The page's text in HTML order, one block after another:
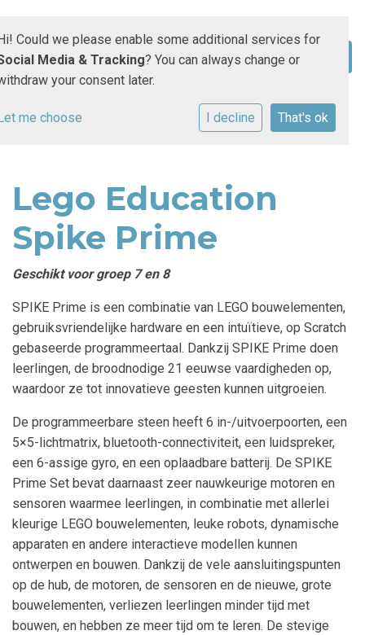
Lego Education
Spike Prime
Geschikt voor groep 7 en 8
SPIKE Prime is een combinatie van LEGO bouwelementen,
gebruiksvriendelijke hardware en een intuïtieve, op Scratch
gebaseerde programmeertaal. Dankzij SPIKE Prime doen
leerlingen, de broodnodige 21 eeuwse vaardigheden op,
waardoor ze tot innovatieve geesten kunnen uitgroeien.
De programmeerbare steen heeft 6 in-/uitvoerpoorten, een
5×5-lichtmatrix, bluetooth-connectiviteit, een luidspreker,
een 6-assige gyro, en een oplaadbare batterij. De SPIKE
Prime Set bevat daarnaast zeer nauwkeurige motoren en
sensoren waarmee leerlingen, in combinatie met allerlei
kleurige LEGO bouwelementen, leuke robots, dynamische
apparaten en andere interactieve modellen kunnen
ontwerpen en bouwen. Dankzij de vele aansluitingspunten
op de hub, de motoren, de sensoren en de nieuwe, grote
bouwelementen, verliezen leerlingen minder tijd met
bouwen, en hebben ze meer tijd om te leren. De stevige
Could we please enable some additional services for
Media & Tracking? You can always change or
your consent later.
me choose I decline That's ok